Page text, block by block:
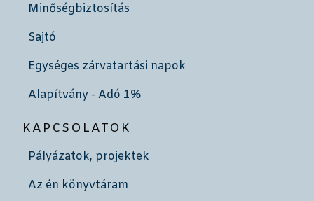
Minőségbiztosítás
Sajtó
Egységes zárvatartási napok
Alapítvány - Adó 1%
KAPCSOLATOK
Pályázatok, projektek
Az én könyvtáram